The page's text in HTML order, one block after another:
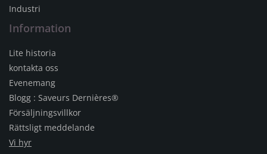
Industri
Information
Lite historia
kontakta oss
Evenemang
Blogg : Saveurs Dernières®
Försäljningsvillkor
Rättsligt meddelande
Vi hyr